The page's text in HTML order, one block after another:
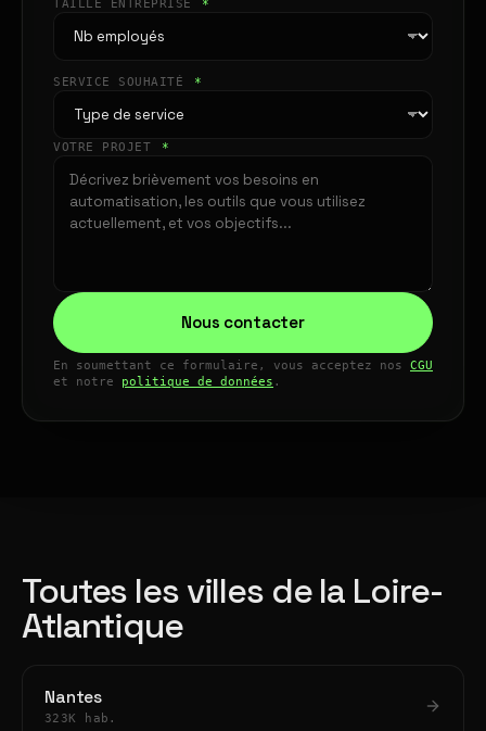
TAILLE ENTREPRISE *
SERVICE SOUHAITÉ *
VOTRE PROJET *
Nous contacter
En soumettant ce formulaire, vous acceptez nos CGU
et notre politique de données .
Toutes les villes de la Loire-
Atlantique
Nantes
323K hab.